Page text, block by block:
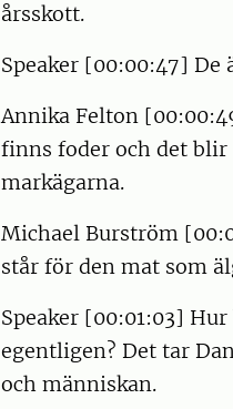
årsskott.
Speaker [00:00:47] De
Annika Felton
finns foder och det blir
markägarna.
Michael Burström
står för den mat som
Speaker [00:01:03]
egentligen? Det tar
och människan.